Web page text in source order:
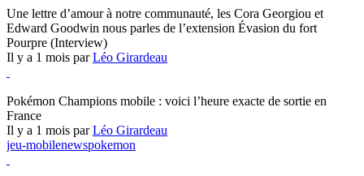
Une lettre d’amour à notre communauté, les Cora Georgiou et
Edward Goodwin nous parles de l’extension Évasion du fort
Pourpre (Interview)
Il y a 1 mois parLéo Girardeau
Pokémon Champions mobile : voici l’heure exacte de sortie en
France
Il y a 1 mois parLéo Girardeau
jeu-mobilenewspokemon